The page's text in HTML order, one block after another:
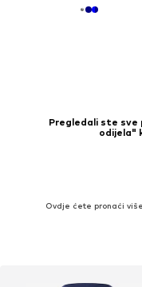
Pregledali ste sve
odijela"
Ovdje ćete pronaći